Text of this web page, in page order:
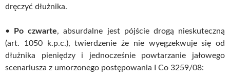
dręczyć dłużnika.
• Po czwarte, absurdalne jest pójście drogą nieskuteczną
(art. 1050 k.p.c.), twierdzenie że nie wyegzekwuje się od
dłużnika pieniędzy i jednocześnie powtarzanie jałowego
scenariusza z umorzonego postępowania I Co 3259/08: